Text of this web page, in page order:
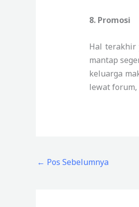
8. Promosi
Hal terakhir
mantap
keluarga
lewat
← Pos Sebelumnya